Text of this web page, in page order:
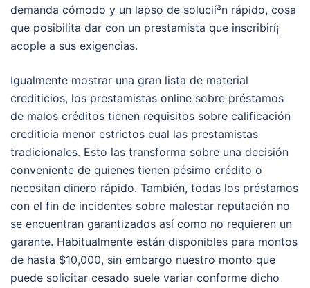
demanda cómodo y un lapso de solucií³n rápido, cosa
que posibilita dar con un prestamista que inscribirí¡
acople a sus exigencias.
Igualmente mostrar una gran lista de material
crediticios, los prestamistas online sobre préstamos
de malos créditos tienen requisitos sobre calificación
crediticia menor estrictos cual las prestamistas
tradicionales. Esto las transforma sobre una decisión
conveniente de quienes tienen pésimo crédito o
necesitan dinero rápido. También, todas los préstamos
con el fin de incidentes sobre malestar reputación no
se encuentran garantizados así­ como no requieren un
garante. Habitualmente están disponibles para montos
de hasta $10,000, sin embargo nuestro monto que
puede solicitar cesado suele variar conforme dicho